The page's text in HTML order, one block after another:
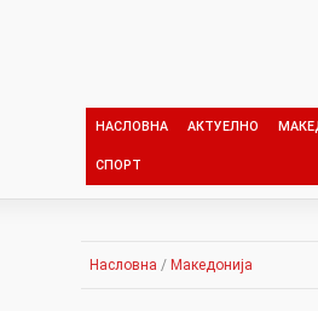
НАСЛОВНА АКТУЕЛНО
СПОРТ
Насловна / Македонија